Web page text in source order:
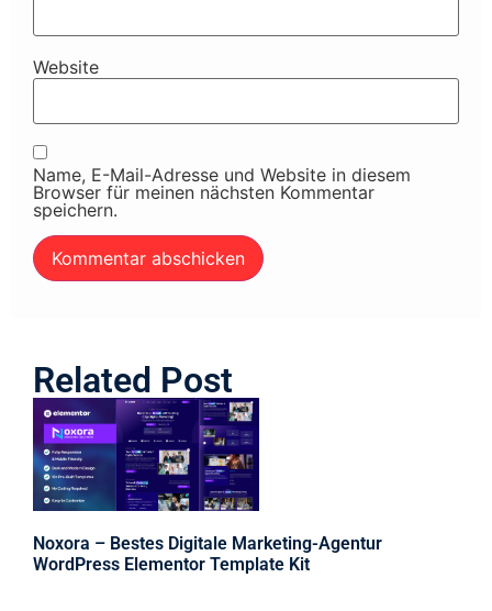
Website
Name, E-Mail-Adresse und Website in diesem
Browser für meinen nächsten Kommentar
speichern.
Related Post
Noxora – Bestes Digitale Marketing-Agentur
WordPress Elementor Template Kit